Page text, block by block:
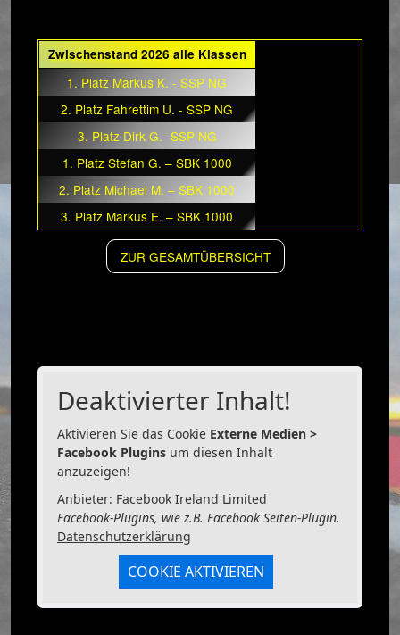
Zwischenstand 2026 alle Klassen
1. Platz Markus K. - SSP NG
2. Platz Fahrettim U. - SSP NG
3. Platz Dirk G.- SSP NG
1. Platz Stefan G. – SBK 1000
2. Platz Michael M. – SBK 1000
3. Platz Markus E. – SBK 1000
ZUR GESAMTÜBERSICHT
Deaktivierter Inhalt!
Aktivieren Sie das Cookie Externe Medien >
Facebook Plugins um diesen Inhalt
anzuzeigen!
Anbieter: Facebook Ireland Limited
Facebook-Plugins, wie z.B. Facebook Seiten-Plugin.
Datenschutzerklärung
COOKIE AKTIVIEREN